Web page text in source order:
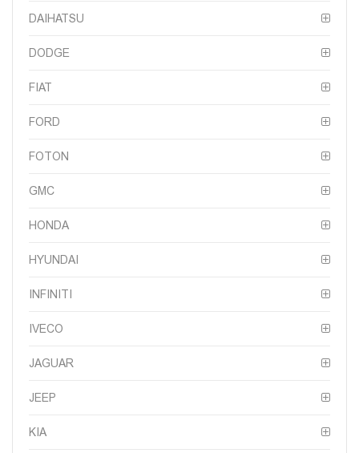
DAIHATSU
DODGE
FIAT
FORD
FOTON
GMC
HONDA
HYUNDAI
INFINITI
IVECO
JAGUAR
JEEP
KIA